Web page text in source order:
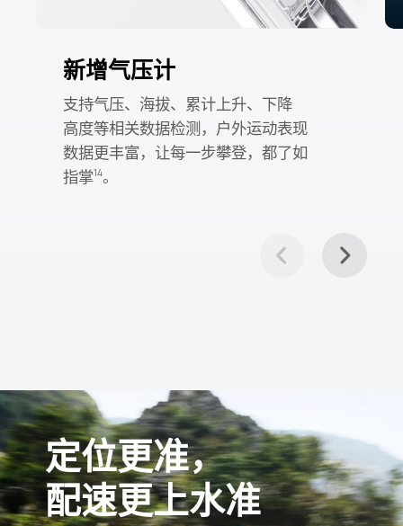
新增气压计
支持气压、海拔、累计上升、下降
高⁠度等相关数据检测，户外运动表⁠现
数据更丰富，让每一步攀登，都了如
指⁠掌⁠14。
定位更准，
配速更上水准